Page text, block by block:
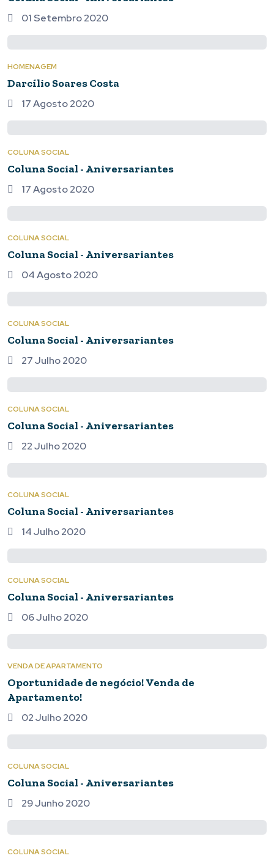
01 Setembro 2020
HOMENAGEM
Darcílio Soares Costa
17 Agosto 2020
COLUNA SOCIAL
Coluna Social - Aniversariantes
17 Agosto 2020
COLUNA SOCIAL
Coluna Social - Aniversariantes
04 Agosto 2020
COLUNA SOCIAL
Coluna Social - Aniversariantes
27 Julho 2020
COLUNA SOCIAL
Coluna Social - Aniversariantes
22 Julho 2020
COLUNA SOCIAL
Coluna Social - Aniversariantes
14 Julho 2020
COLUNA SOCIAL
Coluna Social - Aniversariantes
06 Julho 2020
VENDA DE APARTAMENTO
Oportunidade de negócio! Venda de
Apartamento!
02 Julho 2020
COLUNA SOCIAL
Coluna Social - Aniversariantes
29 Junho 2020
COLUNA SOCIAL